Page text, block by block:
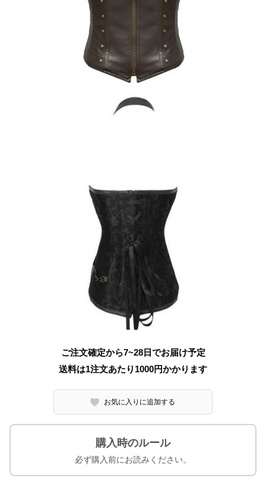
ご注文確定から7~28日でお届け予定
送料は1注文あたり 1000円かかります
お気に入りに追加する
購入時のルール
必ず購入前にお読みください。